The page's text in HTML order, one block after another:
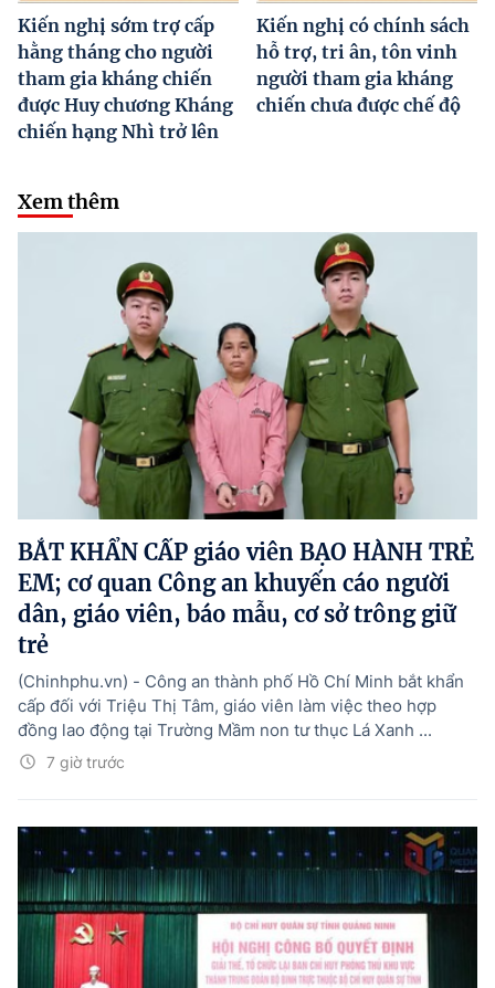
Kiến nghị sớm trợ cấp
hằng tháng cho người
tham gia kháng chiến
được Huy chương Kháng
chiến hạng Nhì trở lên
Kiến nghị có chính sách
hỗ trợ, tri ân, tôn vinh
người tham gia kháng
chiến chưa được chế độ
Xem thêm
BẮT KHẨN CẤP giáo viên BẠO HÀNH TRẺ
EM; cơ quan Công an khuyến cáo người
dân, giáo viên, báo mẫu, cơ sở trông giữ
trẻ
7 giờ trước
(Chinhphu.vn) - Công an thành phố Hồ Chí Minh bắt khẩn
cấp đối với Triệu Thị Tâm, giáo viên làm việc theo hợp
đồng lao động tại Trường Mầm non tư thục Lá Xanh ...